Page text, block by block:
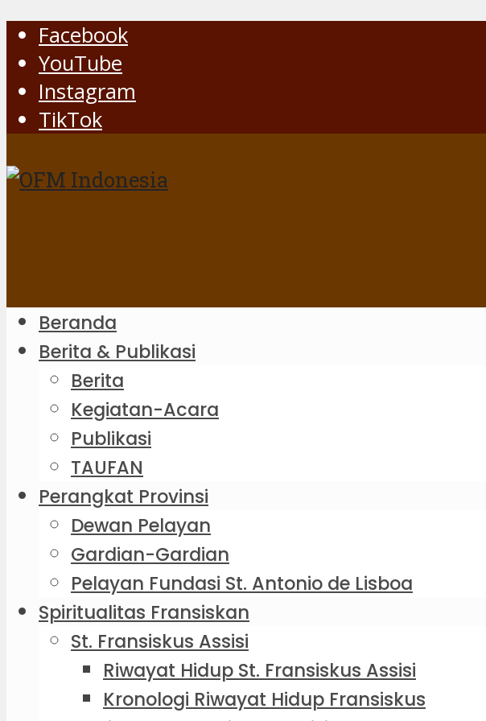
Facebook
YouTube
Instagram
TikTok
Beranda
Berita & Publikasi
Berita
Kegiatan-Acara
Publikasi
TAUFAN
Perangkat Provinsi
Dewan Pelayan
Gardian-Gardian
Pelayan Fundasi St. Antonio de Lisboa
Spiritualitas Fransiskan
St. Fransiskus Assisi
Riwayat Hidup St. Fransiskus Assisi
Kronologi Riwayat Hidup Fransiskus